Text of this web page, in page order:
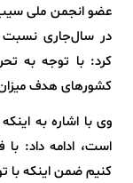
عضو انجمن ملی
در سال‌جاری نسبت
کرد: با توجه به
کشورهای هدف
وی با اشاره به
است، ادامه داد:
کنیم ضمن اینکه با